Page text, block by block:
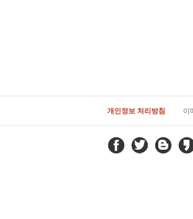
개인정보 처리방침 이